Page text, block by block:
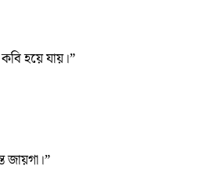
হয়ে যায়।”